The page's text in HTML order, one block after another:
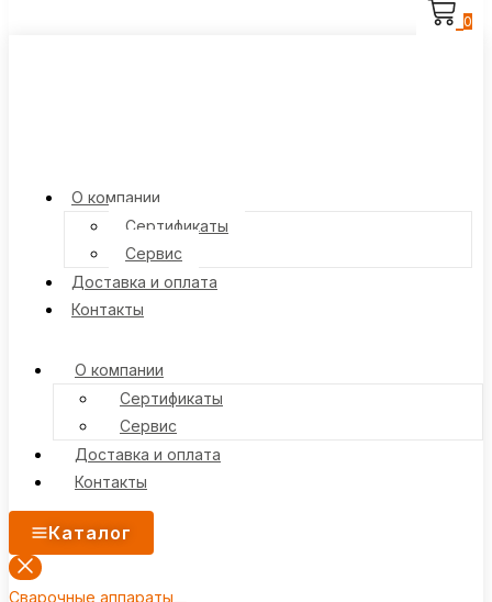
0
О компании
Сертификаты
Сервис
Доставка и оплата
Контакты
О компании
Сертификаты
Сервис
Доставка и оплата
Контакты
Каталог
Сварочные аппараты